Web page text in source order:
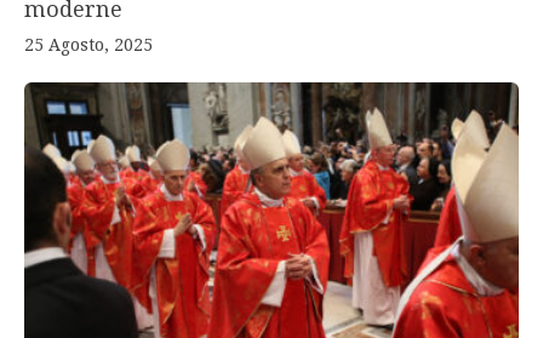
moderne
25 Agosto, 2025